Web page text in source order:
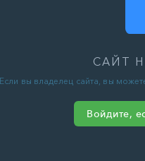
САЙТ
Если вы владелец сайта, вы
Войдите,